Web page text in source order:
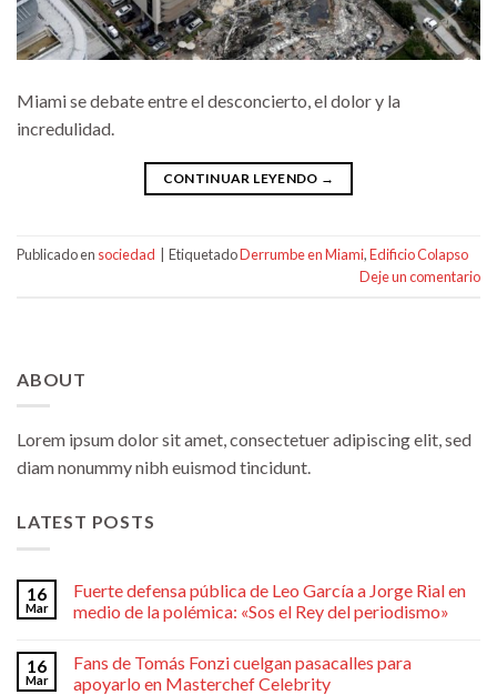
Miami se debate entre el desconcierto, el dolor y la
incredulidad.
CONTINUAR LEYENDO →
Publicado en sociedad EtiquetadoDerrumbe en Miami,Edificio Colapso
Deje un comentario
ABOUT
Lorem ipsum dolor sit amet, consectetuer adipiscing elit, sed
diam nonummy nibh euismod tincidunt.
LATEST POSTS
16
Mar
Fuerte defensa pública de Leo García a Jorge Rial en
medio de la polémica: «Sos el Rey del periodismo»
16
Mar
Fans de Tomás Fonzi cuelgan pasacalles para
apoyarlo en Masterchef Celebrity